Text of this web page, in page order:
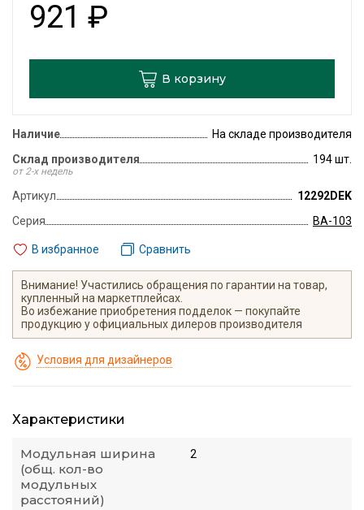
921 ₽
В корзину
Наличие
На складе производителя
Склад производителя
от 2-х недель
194 шт.
Артикул
12292DEK
Серия
ВА-103
В избранное Сравнить
Внимание! Участились обращения по гарантии на товар,
купленный на маркетплейсах.
Во избежание приобретения подделок — покупайте
продукцию у официальных дилеров производителя
Условия для дизайнеров
Характеристики
Модульная ширина
(общ. кол-во
модульных
расстояний)
2